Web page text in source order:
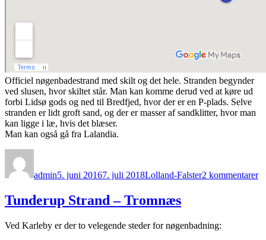
Officiel nøgenbadestrand med skilt og det hele. Stranden begynder
ved slusen, hvor skiltet står. Man kan komme derud ved at køre ud
forbi Lidsø gods og ned til Bredfjed, hvor der er en P-plads. Selve
stranden er lidt groft sand, og der er masser af sandklitter, hvor man
kan ligge i læ, hvis det blæser.
Man kan også gå fra Lalandia.
admin5. juni 20167. juli 2018Lolland-Falster2 kommentarer
Tunderup Strand – Tromnæs
Ved Karleby er der to velegende steder for nøgenbadning: